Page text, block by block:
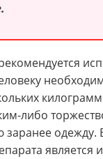
либо
заранее одежду.
является